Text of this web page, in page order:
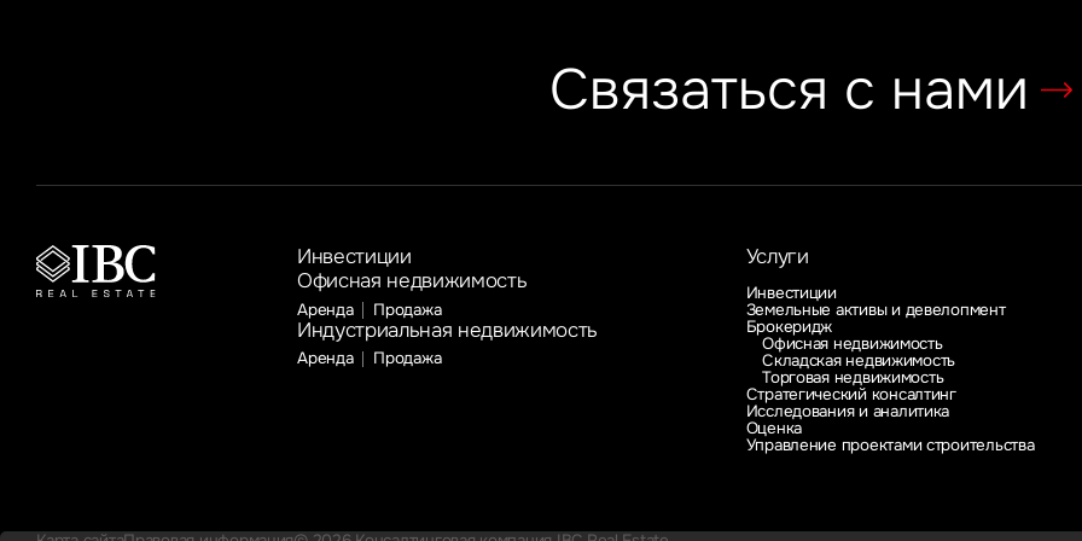
Связаться с нами
Инвестиции
Офисная недвижимость
Аренда Продажа
Индустриальная недвижимость
Аренда Продажа
Услуги
Инвестиции
Земельные активы и девелопмент
Брокеридж
Офисная недвижимость
Складская недвижимость
Торговая недвижимость
Стратегический консалтинг
Исследования и аналитика
Оценка
Управление проектами строительства